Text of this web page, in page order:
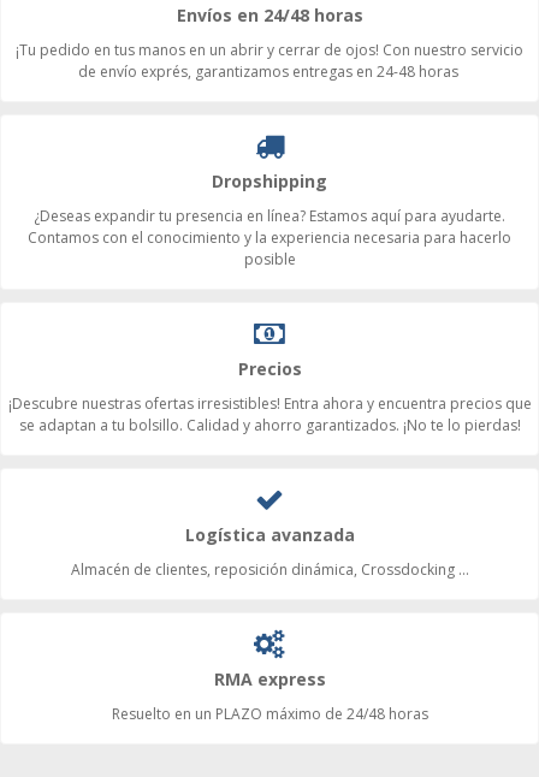
Envíos en 24/48 horas
¡Tu pedido en tus manos en un abrir y cerrar de ojos! Con nuestro servicio
de envío exprés, garantizamos entregas en 24-48 horas
Dropshipping
¿Deseas expandir tu presencia en línea? Estamos aquí para ayudarte.
Contamos con el conocimiento y la experiencia necesaria para hacerlo
posible
Precios
¡Descubre nuestras ofertas irresistibles! Entra ahora y encuentra precios que
se adaptan a tu bolsillo. Calidad y ahorro garantizados. ¡No te lo pierdas!
Logística avanzada
Almacén de clientes, reposición dinámica, Crossdocking ...
RMA express
Resuelto en un PLAZO máximo de 24/48 horas